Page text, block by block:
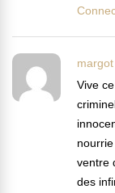
margot
Vive
ventre
des